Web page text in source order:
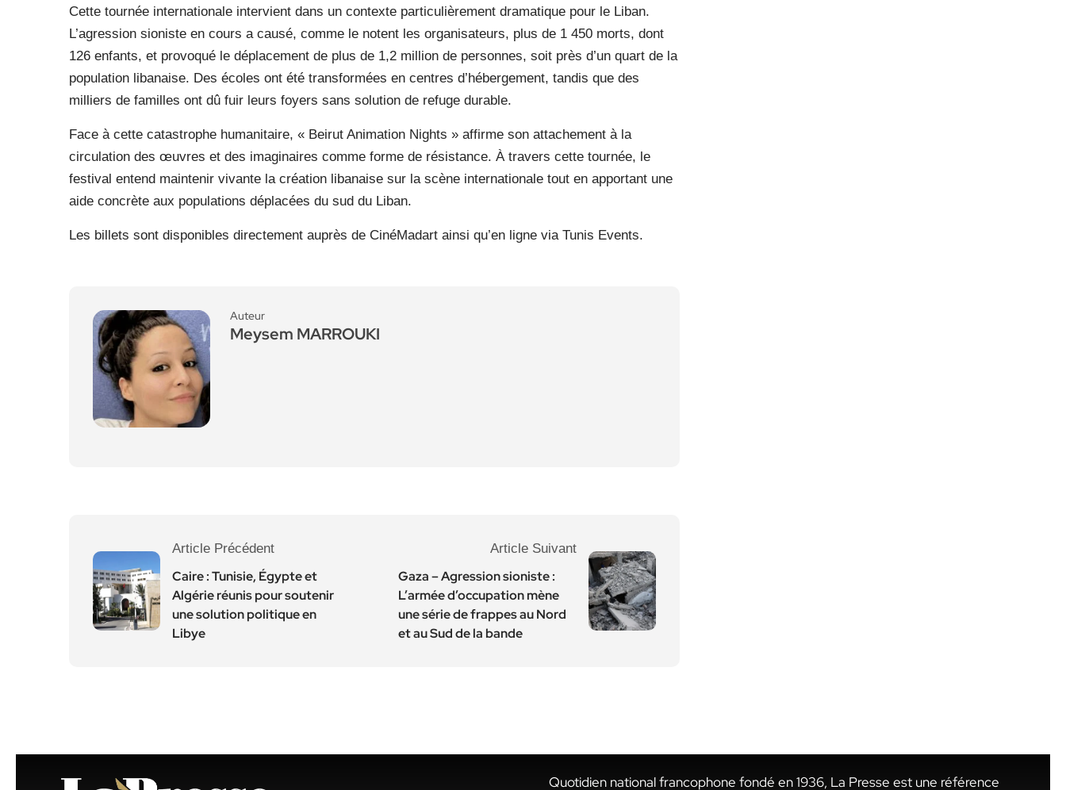
Cette tournée internationale intervient dans un contexte particulièrement dramatique pour le Liban.
L’agression sioniste en cours a causé, comme le notent les organisateurs, plus de 1 450 morts, dont
126 enfants, et provoqué le déplacement de plus de 1,2 million de personnes, soit près d’un quart de la
population libanaise. Des écoles ont été transformées en centres d’hébergement, tandis que des
milliers de familles ont dû fuir leurs foyers sans solution de refuge durable.
Face à cette catastrophe humanitaire, « Beirut Animation Nights » affirme son attachement à la
circulation des œuvres et des imaginaires comme forme de résistance. À travers cette tournée, le
festival entend maintenir vivante la création libanaise sur la scène internationale tout en apportant une
aide concrète aux populations déplacées du sud du Liban.
Les billets sont disponibles directement auprès de CinéMadart ainsi qu’en ligne via Tunis Events.
Auteur
Meysem MARROUKI
Article Précédent
Caire : Tunisie, Égypte et
Algérie réunis pour soutenir
une solution politique en
Libye
Article Suivant
Gaza – Agression sioniste :
L’armée d’occupation mène
une série de frappes au Nord
et au Sud de la bande
Quotidien national francophone fondé en 1936, La Presse est une référence